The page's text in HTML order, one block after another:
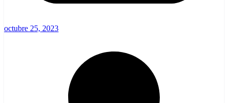
octubre 25, 2023